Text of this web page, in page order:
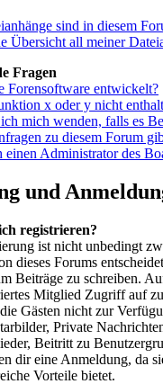
sind in diesem
Übersicht all meiner
Fragen
Forensoftware entwickelt?
x oder y nicht
mich wenden, falls es
zu diesem Forum
einen Administrator des
und
registrieren?
ist nicht unbedingt
dieses Forums
Beiträge zu schreiben.
Mitglied Zugriff auf
Gästen nicht zur
Private
Beitritt zu
dir eine Anmeldung, da
Vorteile bietet.